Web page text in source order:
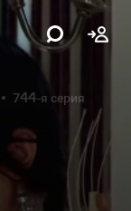
744-я серия